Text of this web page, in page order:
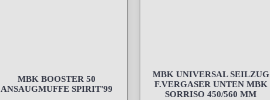
MBK BOOSTER 50
ANSAUGMUFFE SPIRIT'99
MBK UNIVERSAL SEILZUG
F.VERGASER UNTEN MBK
SORRISO 450/560 MM